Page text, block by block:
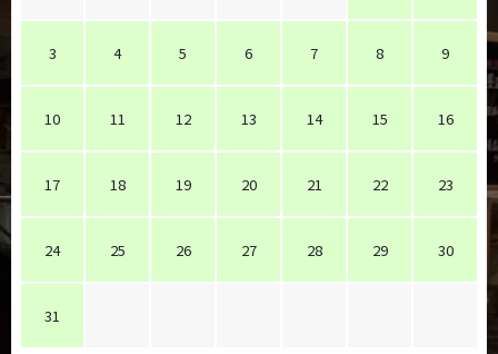
3 4 5 6 7 8 9
10 11 12 13 14 15 16
17 18 19 20 21 22 23
24 25 26 27 28 29 30
31